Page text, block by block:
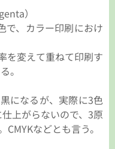
）
で、カラー印刷におけ
を変えて重ねて印刷す
。
になるが、実際に3色
上がらないので、3原
などとも言う。